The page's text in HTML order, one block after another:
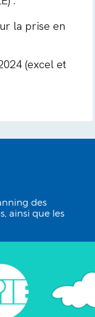
la prise en
(excel et
des
ainsi que les